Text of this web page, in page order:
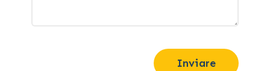
Inviare